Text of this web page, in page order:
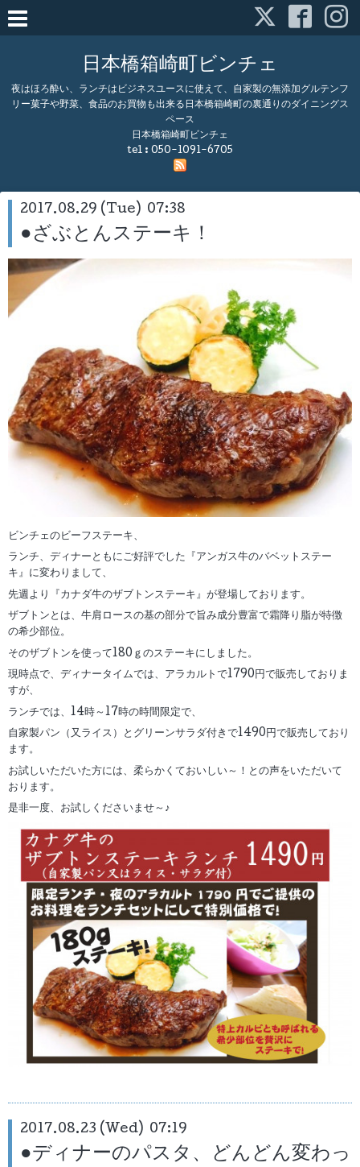
日本橋箱崎町ビンチェ
夜はほろ酔い、ランチはビジネスユースに使えて、自家製の無添加グルテンフ
リー菓子や野菜、食品のお買物も出来る日本橋箱崎町の裏通りのダイニングス
ペース
日本橋箱崎町ビンチェ
tel : 050-1091-6705
2017.08.29 (Tue) 07:38
●ざぶとんステーキ！
ビンチェのビーフステーキ、
ランチ、ディナーともにご好評でした『アンガス牛のバベットステー
キ』に変わりまして、
先週より『カナダ牛のザブトンステーキ』が登場しております。
ザブトンとは、牛肩ロースの基の部分で旨み成分豊富で霜降り脂が特徴
の希少部位。
そのザブトンを使って180ｇのステーキにしました。
現時点で、ディナータイムでは、アラカルトで1790円で販売しておりま
すが、
ランチでは、14時～17時の時間限定で、
自家製パン（又ライス）とグリーンサラダ付きで1490円で販売しており
ます。
お試しいただいた方には、柔らかくておいしい～！との声をいただいて
おります。
是非一度、お試しくださいませ～♪
2017.08.23 (Wed) 07:19
●ディナーのパスタ、どんどん変わっ